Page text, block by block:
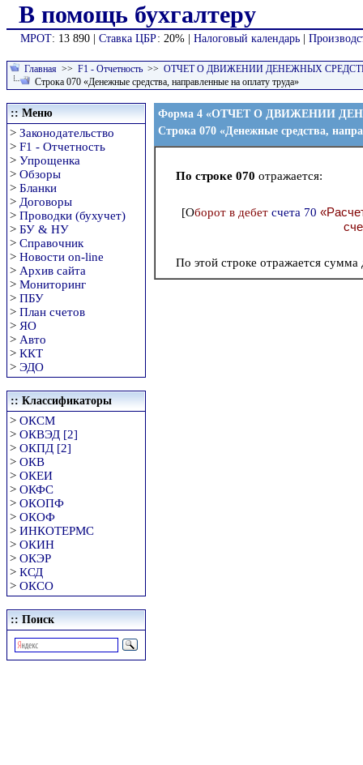
В помощь бухгалтеру
МРОТ: 13 890 | Ставка ЦБР: 20% | Налоговый календарь
Главная >> F1 - Отчетность >> ОТЧЕТ О ДВИЖЕНИИ ДЕНЕЖНЫХ
Строка 070 «Денежные средства, направленные на оплату труда»
:: Меню
> Законодательство
> F1 - Отчетность
> Упрощенка
> Обзоры
> Бланки
> Договоры
> Проводки (бухучет)
> БУ & НУ
> Справочник
> Новости on-line
> Архив сайта
> Мониторинг
> ПБУ
> План счетов
> ЯО
> Авто
> ККТ
> ЭДО
:: Классификаторы
> ОКСМ
> ОКВЭД [2]
> ОКПД [2]
> ОКВ
> ОКЕИ
> ОКФС
> ОКОПФ
> ОКОФ
> ИНКОТЕРМС
> ОКИН
> ОКЭР
> КСД
> ОКСО
:: Поиск
Форма 4 «ОТЧЕТ О ДВИЖЕНИИ
Строка 070 «Денежные средства,
По строке 070 отражается:
[Оборот в дебет счета 70
По этой строке отражается сумма